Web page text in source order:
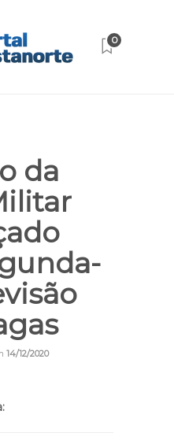
0
da
14/12/2020